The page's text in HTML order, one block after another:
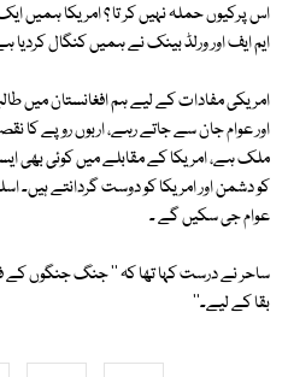
اس پرکیوں حملہ نہیں کر تا ؟ امریکا ہمیں
ایم ایف اور ورلڈ بینک نے ہمیں کنگال کردیا
امریکی مفادات کے لیے ہم افغانستان میں
اور عوام جان سے جاتے رہے، اربوں روپے کا
ملک ہے، امریکا کے مقابلے میں کوئی بھی
کو دشمن اور امریکا کو دوست گردانتے ہیں۔
عوام جی سکیں گے ۔
ساحر نے درست کہا تھا کہ '' جنگ جنگوں کے
بقا کے لیے۔''